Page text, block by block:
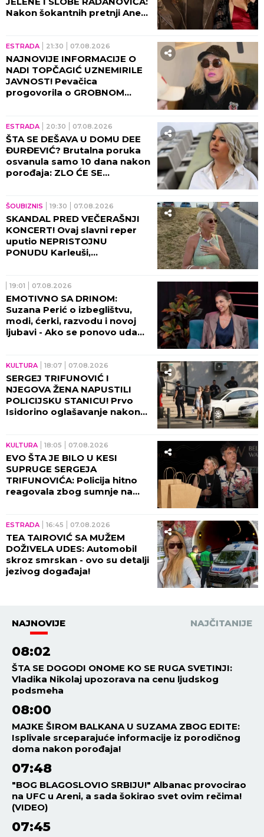
Nakon šokantnih pretnji Ane
ESTRADA 21:30 07.08.2026
NAJNOVIJE INFORMACIJE O
NADI TOPČAGIĆ UZNEMIRILE
JAVNOST! Pevačica
progovorila o GROBNOM
ESTRADA 20:30 07.08.2026
ŠTA SE DEŠAVA U DOMU DEE
ĐURĐEVIĆ? Brutalna poruka
osvanula samo 10 dana nakon
porođaja: ZLO ĆE SE
ŠOUBIZNIS 19:30 07.08.2026
SKANDAL PRED VEČERAŠNJI
KONCERT! Ovaj slavni reper
uputio NEPRISTOJNU
PONUDU Karleuši,
19:01 07.08.2026
EMOTIVNO SA DRINOM:
Suzana Perić o izbeglištvu,
modi, ćerki, razvodu i novoj
ljubavi - Ako se ponovo udam,
KULTURA 18:07 07.08.2026
SERGEJ TRIFUNOVIĆ I
NJEGOVA ŽENA NAPUSTILI
POLICIJSKU STANICU! Prvo
Isidorino oglašavanje nakon
KULTURA 18:05 07.08.2026
EVO ŠTA JE BILO U KESI
SUPRUGE SERGEJA
TRIFUNOVIĆA: Policija hitno
reagovala zbog sumnje na
ESTRADA 16:45 07.08.2026
TEA TAIROVIĆ SA MUŽEM
DOŽIVELA UDES: Automobil
skroz smrskan - ovo su detalji
jezivog događaja!
NAJNOVIJE NAJČITANIJE
08:02
ŠTA SE DOGODI ONOME KO SE RUGA SVETINJI:
Vladika Nikolaj upozorava na cenu ljudskog
podsmeha
08:00
MAJKE ŠIROM BALKANA U SUZAMA ZBOG EDITE:
Isplivale srceparajuće informacije iz porodičnog
doma nakon porođaja!
07:48
"BOG BLAGOSLOVIO SRBIJU!" Albanac provocirao
na UFC u Areni, a sada šokirao svet ovim rečima!
(VIDEO)
07:45